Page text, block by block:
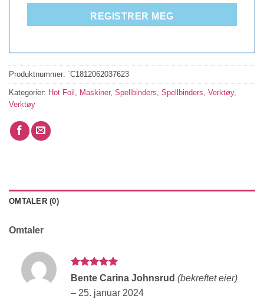
REGISTRER MEG
Produktnummer: ¨C1812062037623
Kategorier: Hot Foil , Maskiner, Spellbinders, Spellbinders, Verktøy,
Verktøy
OMTALER (0)
Omtaler
Vurdert5
Bente Carina Johnsrud (bekreftet eier)
– 25. januar 2024